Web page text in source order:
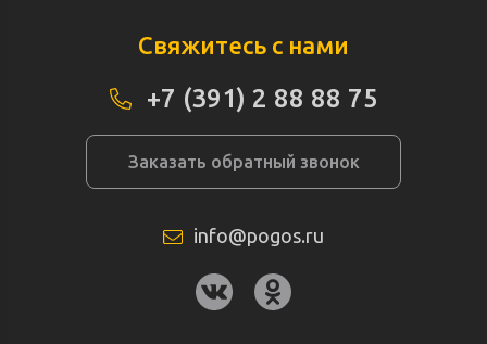
Свяжитесь с нами
+7 (391) 2 88 88 75
Заказать обратный звонок
info@pogos.ru